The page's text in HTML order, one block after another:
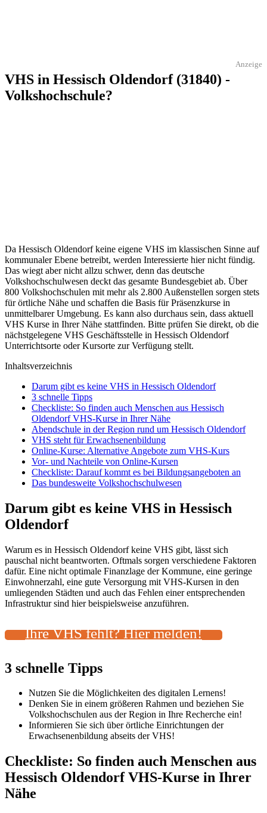
Anzeige
VHS in Hessisch Oldendorf (31840) -
Volkshochschule?
Da Hessisch Oldendorf keine eigene VHS im klassischen Sinne auf
kommunaler Ebene betreibt, werden Interessierte hier nicht fündig.
Das wiegt aber nicht allzu schwer, denn das deutsche
Volkshochschulwesen deckt das gesamte Bundesgebiet ab. Über
800 Volkshochschulen mit mehr als 2.800 Außenstellen sorgen stets
für örtliche Nähe und schaffen die Basis für Präsenzkurse in
unmittelbarer Umgebung. Es kann also durchaus sein, dass aktuell
VHS Kurse in Ihrer Nähe stattfinden. Bitte prüfen Sie direkt, ob die
nächstgelegene VHS Geschäftsstelle in Hessisch Oldendorf
Unterrichtsorte oder Kursorte zur Verfügung stellt.
Inhaltsverzeichnis
Darum gibt es keine VHS in Hessisch Oldendorf
3 schnelle Tipps
Checkliste: So finden auch Menschen aus Hessisch
Oldendorf VHS-Kurse in Ihrer Nähe
Abendschule in der Region rund um Hessisch Oldendorf
VHS steht für Erwachsenenbildung
Online-Kurse: Alternative Angebote zum VHS-Kurs
Vor- und Nachteile von Online-Kursen
Checkliste: Darauf kommt es bei Bildungsangeboten an
Das bundesweite Volkshochschulwesen
Darum gibt es keine VHS in Hessisch
Oldendorf
Warum es in Hessisch Oldendorf keine VHS gibt, lässt sich
pauschal nicht beantworten. Oftmals sorgen verschiedene Faktoren
dafür. Eine nicht optimale Finanzlage der Kommune, eine geringe
Einwohnerzahl, eine gute Versorgung mit VHS-Kursen in den
umliegenden Städten und auch das Fehlen einer entsprechenden
Infrastruktur sind hier beispielsweise anzuführen.
Ihre VHS fehlt? Hier melden!
3 schnelle Tipps
Nutzen Sie die Möglichkeiten des digitalen Lernens!
Denken Sie in einem größeren Rahmen und beziehen Sie
Volkshochschulen aus der Region in Ihre Recherche ein!
Informieren Sie sich über örtliche Einrichtungen der
Erwachsenenbildung abseits der VHS!
Checkliste: So finden auch Menschen aus
Hessisch Oldendorf VHS-Kurse in Ihrer
Nähe